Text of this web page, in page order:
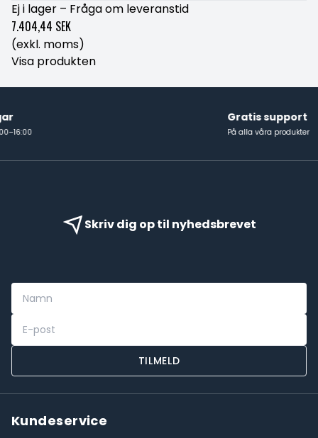
Ej i lager – Fråga om leveranstid
7.404,44 SEK
(exkl. moms)
Visa produkten
Skriv dig op til nyhedsbrevet
TILMELD
Kundeservice